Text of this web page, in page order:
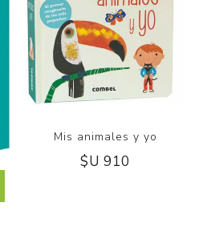
Mis animales y yo
$U 910